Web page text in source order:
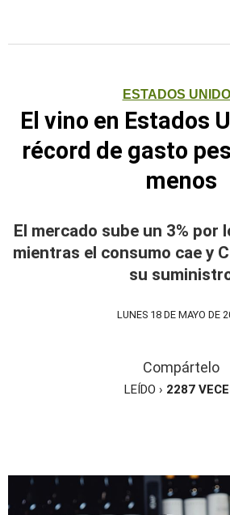
ESTADOS
El vino en Estados
récord de gasto
menos
El mercado sube un 3% por
mientras el consumo cae y
su
LUNES 18 DE MAYO DE
Compártelo
LEÍDO › 2287